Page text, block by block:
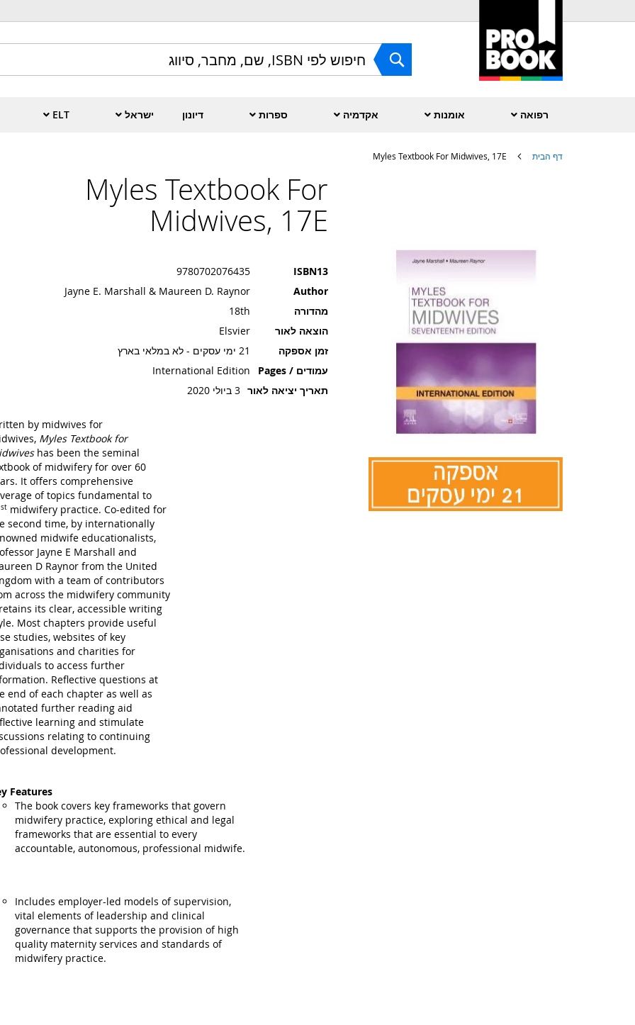
to
Content
חפש
רפואה אומנות אקדמיה ספרות דיונון ישראל ELT
דף הבית Myles Textbook For Midwives, 17E
Myles Textbook For
Midwives, 17E
ISBN13
9780702076435
Author
Jayne E. Marshall & Maureen D. Raynor
מהדורה
18th
הוצאה לאור
Elsvier
זמן אספקה
21 ימי עסקים - לא במלאי בארץ
עמודים / Pages
International Edition
תאריך יציאה לאור 3 ביולי 2020
by midwives for
Myles Textbook for
has been the seminal
of midwifery for over 60
It offers comprehensive
of topics fundamental to
stmidwifery practice. Co-edited for
second time, by internationally
midwife educationalists,
Jayne E Marshall and
D Raynor from the United
with a team of contributors
across the midwifery community
its clear, accessible writing
Most chapters provide useful
studies, websites of key
and charities for
to access further
Reflective questions at
end of each chapter as well as
further reading aid
learning and stimulate
relating to continuing
development.
Features
The book covers key frameworks that govern
midwifery practice, exploring ethical and legal
frameworks that are essential to every
accountable, autonomous, professional midwife.
Includes employer-led models of supervision,
vital elements of leadership and clinical
governance that supports the provision of high
quality maternity services and standards of
midwifery practice.